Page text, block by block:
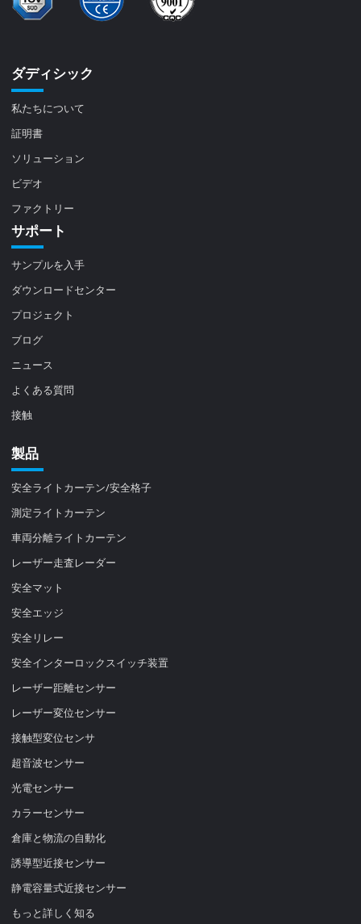
ダディシック
私たちについて
証明書
ソリューション
ビデオ
ファクトリー
サポート
サンプルを入手
ダウンロードセンター
プロジェクト
ブログ
ニュース
よくある質問
接触
製品
安全ライトカーテン/安全格子
測定ライトカーテン
車両分離ライトカーテン
レーザー走査レーダー
安全マット
安全エッジ
安全リレー
安全インターロックスイッチ装置
レーザー距離センサー
レーザー変位センサー
接触型変位センサ
超音波センサー
光電センサー
カラーセンサー
倉庫と物流の自動化
誘導型近接センサー
静電容量式近接センサー
もっと詳しく知る